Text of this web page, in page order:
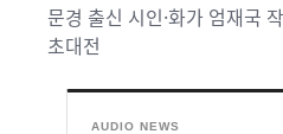
문경 출신 시인·화가 엄재국
초대전
AUDIO NEWS